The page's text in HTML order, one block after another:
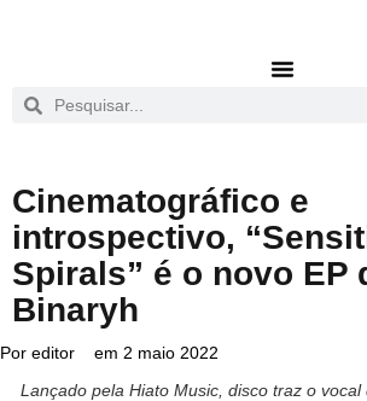
Cinematográfico e
introspectivo,
Spirals” é o novo EP
Binaryh
Por editor em 2 maio 2022
Lançado pela Hiato Music, disco traz o